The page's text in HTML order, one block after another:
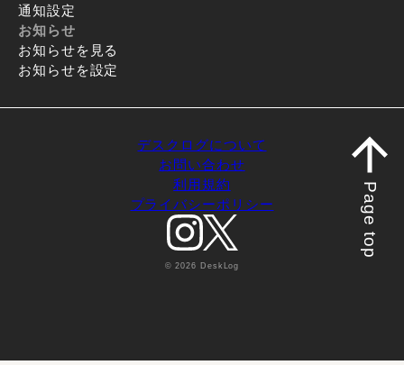
通知設定
お知らせ
お知らせを見る
お知らせを設定
デスクログについて
お問い合わせ
利用規約
プライバシーポリシー
© 2026 DeskLog
Page top